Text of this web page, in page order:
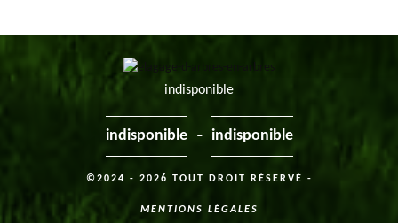
indisponible
indisponible - indisponible
©2024 - 2026 TOUT DROIT RÉSERVÉ -
MENTIONS LÉGALES